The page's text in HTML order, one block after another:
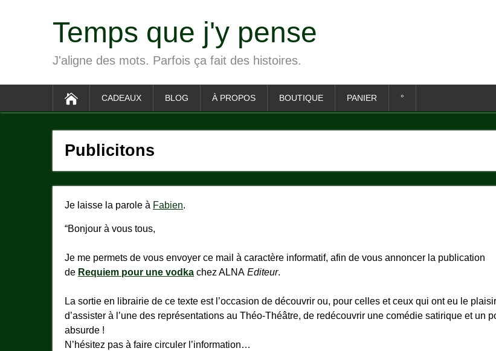
Temps que j'y pense
J'aligne des mots. Parfois ça fait des histoires.
CADEAUX BLOG À PROPOS BOUTIQUE PANIER °
Publicitons
Je laisse la parole à Fabien.
“Bonjour à vous tous,
Je me permets de vous envoyer ce mail à caractère informatif, afin de vous annoncer la publication
de Requiem pour une vodka chez ALNA Editeur.
La sortie en librairie de ce texte est l’occasion de découvrir ou, pour celles et ceux qui ont eu le plaisir
d’assister à l’une des représentations au Théo-Théâtre, de redécouvrir une comédie satirique et un
absurde !
N’hésitez pas à faire circuler l’information…